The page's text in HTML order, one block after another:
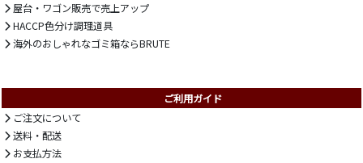
屋台・ワゴン販売で売上アップ
HACCP色分け調理道具
海外のおしゃれなゴミ箱ならBRUTE
ご利用ガイド
ご注文について
送料・配送
お支払方法